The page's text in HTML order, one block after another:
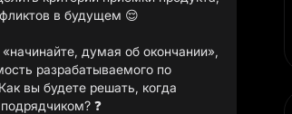
в будущем 😌
думая об окончании»,
разрабатываемого по
вы будете решать, когда
❓